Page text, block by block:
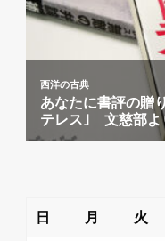
日 月 火